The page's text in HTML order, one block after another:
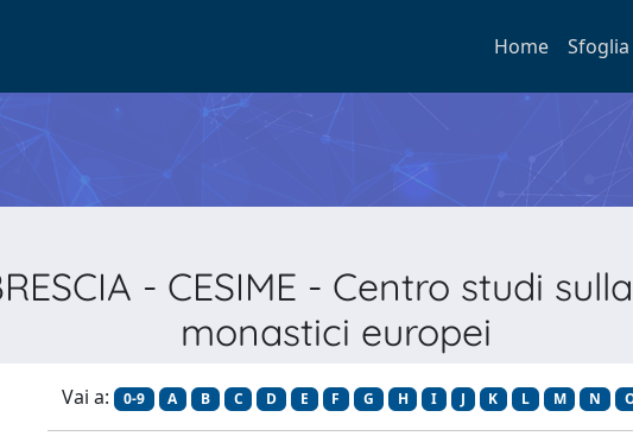
Home Sfoglia
- CESIME - Centro studi
monastici europei
Vai a: 0-9 A B C D E F G H I J K L M N